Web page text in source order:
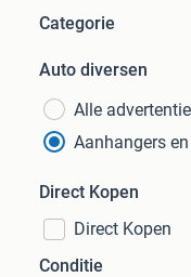
Categorie
Auto diversen
Alle
Aanhangers
Direct Kopen
Direct Kopen
Conditie